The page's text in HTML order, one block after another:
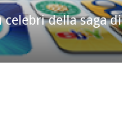
della saga di